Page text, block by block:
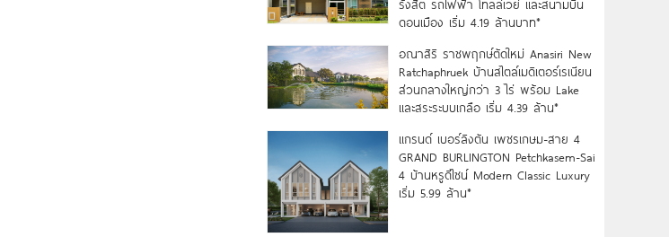
รังสิต รถไฟฟ้า โทลล์เวย์ และสนามบิน
ดอนเมือง เริ่ม 4.19 ล้านบาท*
อณาสิริ ราชพฤกษ์ตัดใหม่ Anasiri New
Ratchaphruek บ้านสไตล์เมดิเตอร์เรเนียน
ส่วนกลางใหญ่กว่า 3 ไร่ พร้อม Lake
และสระระบบเกลือ เริ่ม 4.39 ล้าน*
แกรนด์ เบอร์ลิงตัน เพชรเกษม-สาย 4
GRAND BURLINGTON Petchkasem-Sai
4 บ้านหรูดีไซน์ Modern Classic Luxury
เริ่ม 5.99 ล้าน*